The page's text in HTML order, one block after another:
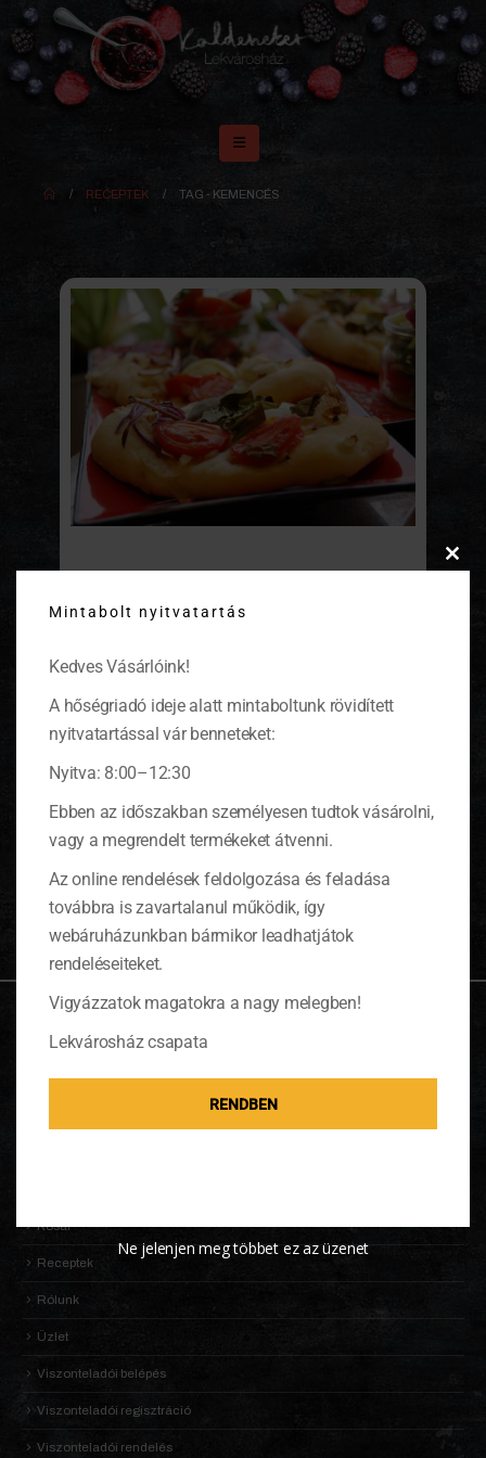
RECEPTEK TAG - KEMENCÉS
idézik.(tovább…)
KOSÁR
0 ITEMS
Nincsenek termékek a kosárban.
Adatkezelési Tájékoztató
Kosár
Receptek
Rólunk
Üzlet
Viszonteladói belépés
Viszonteladói regisztráció
Viszonteladói rendelés
Mintabolt nyitvatartás
Kedves Vásárlóink!
A hőségriadó ideje alatt mintaboltunk rövidített
nyitvatartással vár benneteket:
Nyitva: 8:00–12:30
Ebben az időszakban személyesen tudtok vásárolni,
vagy a megrendelt termékeket átvenni.
Az online rendelések feldolgozása és feladása
továbbra is zavartalanul működik, így
webáruházunkban bármikor leadhatjátok
rendeléseiteket.
Vigyázzatok magatokra a nagy melegben!
Lekvárosház csapata
RENDBEN
Ne jelenjen meg többet ez az üzenet